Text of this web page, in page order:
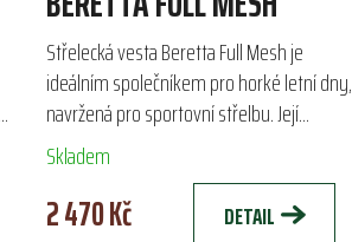
Střelecká vesta Beretta Full Mesh je
ideálním společníkem pro horké letní dny,
navržená pro sportovní střelbu. Její
prodyšná síťovina a bavlněné výztuhy na
ramenou zajišťují...
Skladem
2 470 Kč DETAIL